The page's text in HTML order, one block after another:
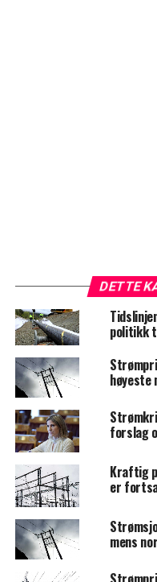
DETTE
politikk
høyeste
forslag
Kraftig
er
mens